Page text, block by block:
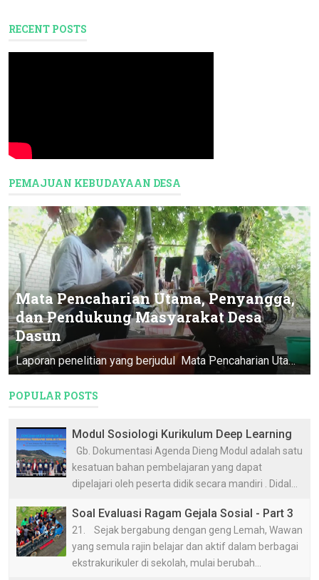
RECENT POSTS
PEMAJUAN KEBUDAYAAN DESA
Mata Pencaharian Utama, Penyangga,
dan Pendukung Masyarakat Desa
Dasun
Laporan penelitian yang berjudul Mata Pencaharian Utama, Penyangga, & Pendukung Masyarakat Desa Dasun ini merupakan Program Pendataan D...
POPULAR POSTS
Modul Sosiologi Kurikulum Deep Learning
Gb. Dokumentasi Agenda Dieng Modul adalah satu
kesatuan bahan pembelajaran yang dapat
dipelajari oleh peserta didik secara mandiri . Didal...
Soal Evaluasi Ragam Gejala Sosial - Part 3
21. Sejak bergabung dengan geng Lemah, Wawan
yang semula rajin belajar dan aktif dalam berbagai
ekstrakurikuler di sekolah, mulai berubah...